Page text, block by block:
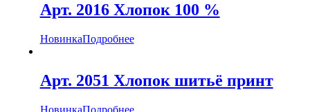
Арт. 2016 Хлопок 100 %
НовинкаПодробнее
Арт. 2051 Хлопок шитьё принт
НовинкаПодробнее